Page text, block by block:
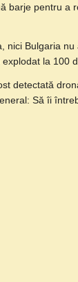
barje pentru a
nici Bulgaria
explodat la 100
detectată
Să îi